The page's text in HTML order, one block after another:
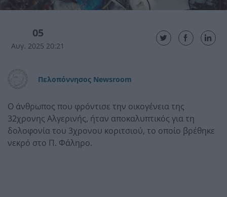
05
Αυγ. 2025 20:21
Πελοπόννησος Newsroom
Ο άνθρωπος που φρόντισε την οικογένεια της
32χρονης Αλγερινής, ήταν αποκαλυπτικός για τη
δολοφονία του 3χρονου κοριτσιού, το οποίο βρέθηκε
νεκρό στο Π. Φάληρο.